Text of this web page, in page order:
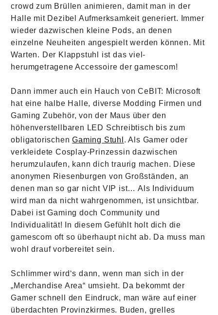
crowd zum Brüllen animieren, damit man in der
Halle mit Dezibel Aufmerksamkeit generiert. Immer
wieder dazwischen kleine Pods, an denen
einzelne Neuheiten angespielt werden können. Mit
Warten. Der Klappstuhl ist das viel-
herumgetragene Accessoire der gamescom!
Dann immer auch ein Hauch von CeBIT: Microsoft
hat eine halbe Halle, diverse Modding Firmen und
Gaming Zubehör, von der Maus über den
höhenverstellbaren LED Schreibtisch bis zum
obligatorischenGaming Stuhl . Als Gamer oder
verkleidete Cosplay-Prinzessin dazwischen
herumzulaufen, kann dich traurig machen. Diese
anonymen Riesenburgen von Großständen, an
denen man so gar nicht VIP ist… Als Individuum
wird man da nicht wahrgenommen, ist unsichtbar.
Dabei ist Gaming doch Community und
Individualität! In diesem Gefühlt holt dich die
gamescom oft so überhaupt nicht ab. Da muss man
wohl drauf vorbereitet sein.
Schlimmer wird‘s dann, wenn man sich in der
„Merchandise Area“ umsieht. Da bekommt der
Gamer schnell den Eindruck, man wäre auf einer
überdachten Provinzkirmes. Buden, grelles